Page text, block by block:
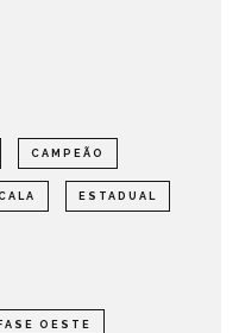
CAMPEÃO
ESTADUAL
FASE OESTE